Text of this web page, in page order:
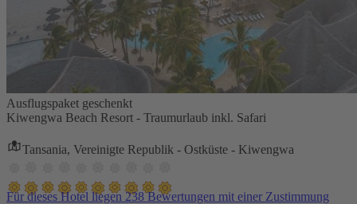
Ausflugspaket geschenkt
Kiwengwa Beach Resort - Traumurlaub inkl. Safari
Tansania, Vereinigte Republik - Ostküste - Kiwengwa
Für dieses Hotel liegen 238 Bewertungen mit einer Zustimmung